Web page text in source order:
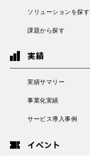
ソリューションを探す
課題から探す
実績
実績サマリー
事業化実績
サービス導入事例
イベント